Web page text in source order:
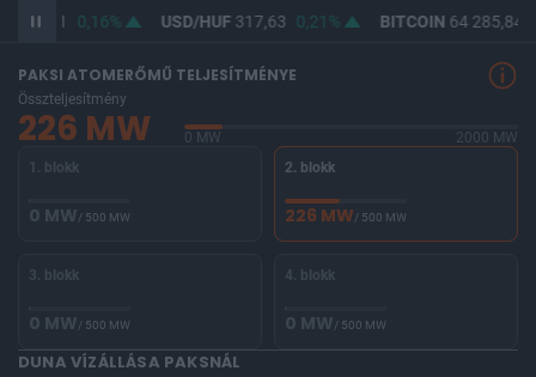
366,01 0,16% USD/HUF317,63 0,21% BITCOIN64 285,84
PAKSI ATOMERŐMŰ TELJESÍTMÉNYE
Összteljesítmény
226 MW 0 MW
2000 MW
1. blokk
0 MW/ 500 MW
2. blokk
226 MW/ 500 MW
3. blokk
0 MW/ 500 MW
4. blokk
0 MW/ 500 MW
DUNA VÍZÁLLÁSA PAKSNÁL